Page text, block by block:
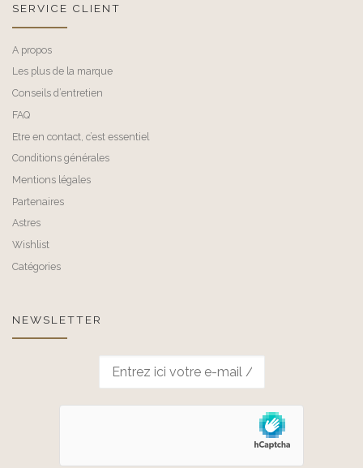
SERVICE CLIENT
A propos
Les plus de la marque
Conseils d’entretien
FAQ
Etre en contact, c’est essentiel
Conditions générales
Mentions légales
Partenaires
Astres
Wishlist
Catégories
NEWSLETTER